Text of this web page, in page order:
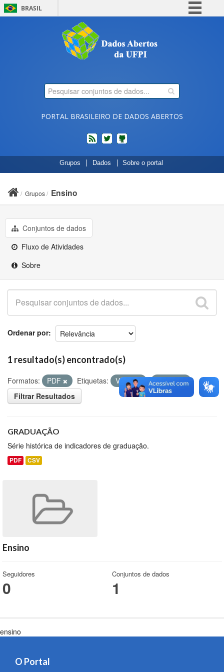
BRASIL
Comunica BR
Participe
Legislação
PORTAL BRASILEIRO DE DADOS ABERTOS
feed twitterCódigos
fonte
de
Grupos Dados Sobre o portal
Grupos Ensino
Conjuntos de dados
Fluxo de Atividades
Sobre
Ordenar por
1 resultado(s) encontrado(s)
Formatos: PDF Etiquetas: Vagas
ENADE
Filtrar Resultados
GRADUAÇÃO
Série histórica de indicadores de graduação.
PDF CSV
Ensino
Seguidores
0
Conjuntos de dados
1
ensino
O Portal